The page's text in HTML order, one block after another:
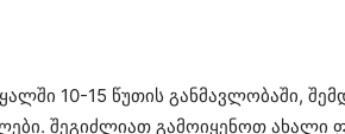
10-15 წუთის განმავლობაში,
შეგიძლიათ გამოიყენოთ ახალი